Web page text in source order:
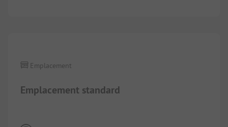
Emplacement standard
Emplacement